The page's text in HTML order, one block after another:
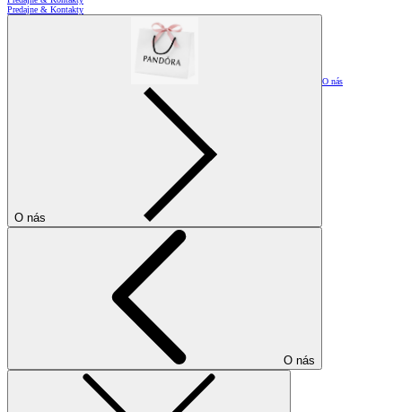
Predajne & Kontakty
O nás
O nás
O nás